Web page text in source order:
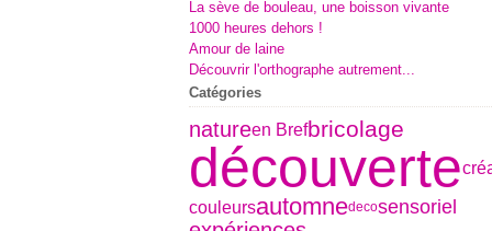
La sève de bouleau, une boisson vivante
1000 heures dehors !
Amour de laine
Découvrir l'orthographe autrement...
Catégories
natureen Brefbricolage
découverte
couleursautomnedecosensoriel